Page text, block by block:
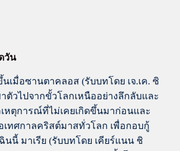
วัน
นเมื่อซานตาคลอส (รับบทโดย เจ.เค. ซิ
ตัวไปจากขั้วโลกเหนืออย่างลึกลับและ
หตุการณ์ที่ไม่เคยเกิดขึ้นมาก่อนและ
ทศกาลคริสต์มาสทั่วโลก เพื่อกอบกู้
นี้ มาเรีย (รับบทโดย เคียร์แนน ชิ